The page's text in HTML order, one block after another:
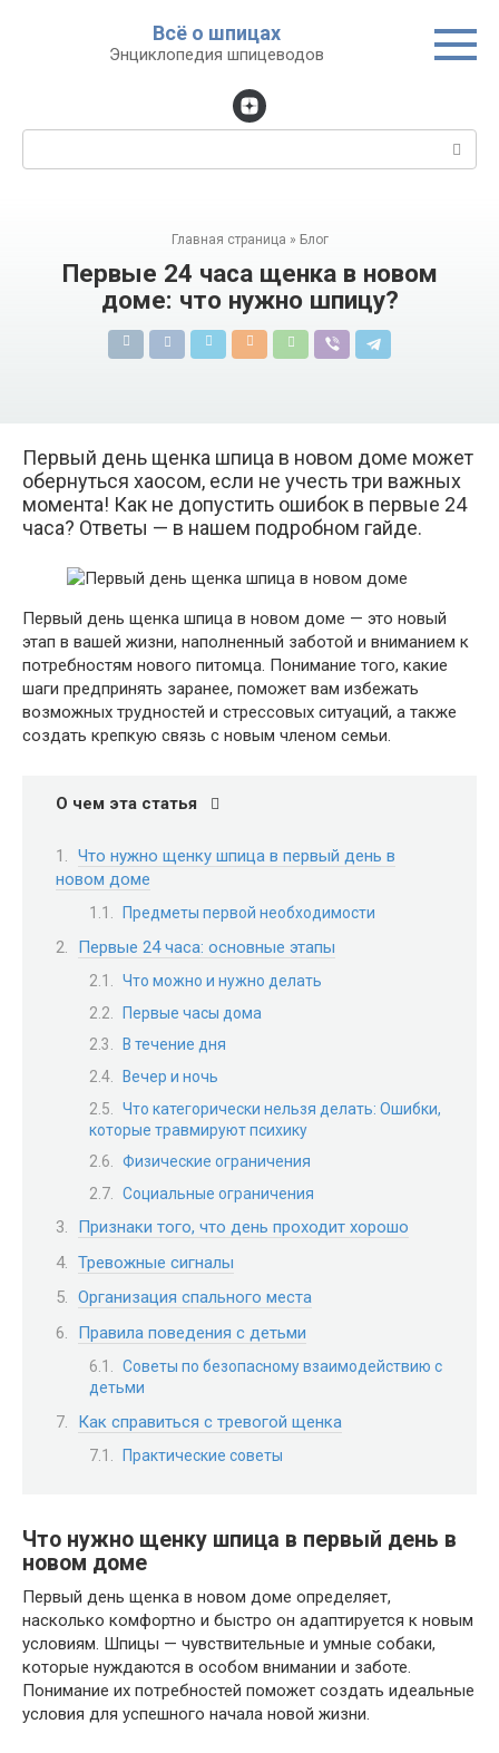
Всё о шпицах
Энциклопедия шпицеводов
Поиск:
Главная страница » Блог
Первые 24 часа щенка в новом
доме: что нужно шпицу?
Первый день щенка шпица в новом доме может
обернуться хаосом, если не учесть три важных
момента! Как не допустить ошибок в первые 24
часа? Ответы — в нашем подробном гайде.
Первый день щенка шпица в новом доме — это новый
этап в вашей жизни, наполненный заботой и вниманием к
потребностям нового питомца. Понимание того, какие
шаги предпринять заранее, поможет вам избежать
возможных трудностей и стрессовых ситуаций, а также
создать крепкую связь с новым членом семьи.
О чем эта статья
Что нужно щенку шпица в первый день в
новом доме
Предметы первой необходимости
Первые 24 часа: основные этапы
Что можно и нужно делать
Первые часы дома
В течение дня
Вечер и ночь
Что категорически нельзя делать: Ошибки,
которые травмируют психику
Физические ограничения
Социальные ограничения
Признаки того, что день проходит хорошо
Тревожные сигналы
Организация спального места
Правила поведения с детьми
Советы по безопасному взаимодействию с
детьми
Как справиться с тревогой щенка
Практические советы
Что нужно щенку шпица в первый день в
новом доме
Первый день щенка в новом доме определяет,
насколько комфортно и быстро он адаптируется к новым
условиям. Шпицы — чувствительные и умные собаки,
которые нуждаются в особом внимании и заботе.
Понимание их потребностей поможет создать идеальные
условия для успешного начала новой жизни.